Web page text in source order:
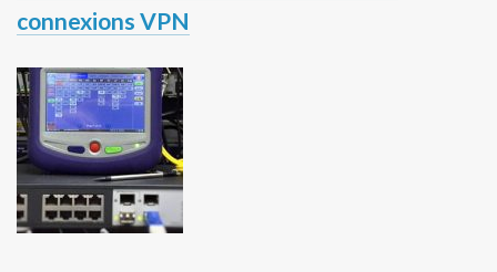
connexions VPN